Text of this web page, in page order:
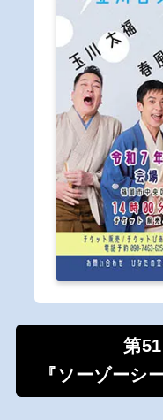
第
『ソーゾーシ